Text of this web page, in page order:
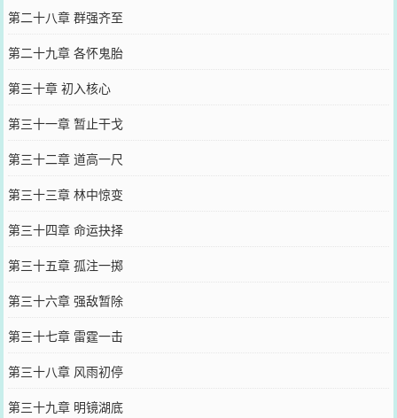
第二十八章 群强齐至
第二十九章 各怀鬼胎
第三十章 初入核心
第三十一章 暂止干戈
第三十二章 道高一尺
第三十三章 林中惊变
第三十四章 命运抉择
第三十五章 孤注一掷
第三十六章 强敌暂除
第三十七章 雷霆一击
第三十八章 风雨初停
第三十九章 明镜湖底